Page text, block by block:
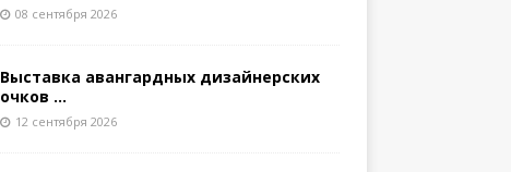
08 сентября 2026
Выставка авангардных дизайнерских
очков ...
12 сентября 2026